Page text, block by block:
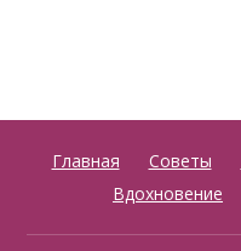
Главная Советы
Вдохновение